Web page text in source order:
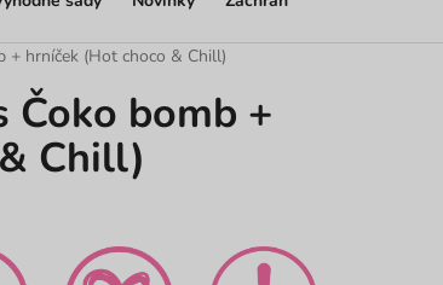
+ hrníček (Hot choco & Chill)
Čoko bomb +
Chill)